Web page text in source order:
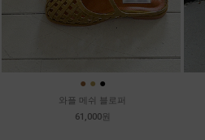
● ● ●
와플 메쉬 블로퍼
61,000원